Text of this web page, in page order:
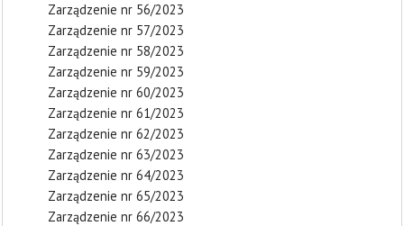
Zarządzenie nr 56/2023
Zarządzenie nr 57/2023
Zarządzenie nr 58/2023
Zarządzenie nr 59/2023
Zarządzenie nr 60/2023
Zarządzenie nr 61/2023
Zarządzenie nr 62/2023
Zarządzenie nr 63/2023
Zarządzenie nr 64/2023
Zarządzenie nr 65/2023
Zarządzenie nr 66/2023